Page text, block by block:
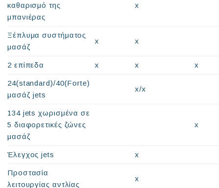
καθαρισμό της
μπανιέρας
x
Ξέπλυμα συστήματος
μασάζ
x x
2 επίπεδα x x x
24(standard)/40(Forte)
μασάζ jets
x/x
134 jets χωρισμένα σε
5 διαφορετικές ζώνες
μασάζ
x
Έλεγχος jets x
Προστασία
λειτουργίας αντλίας
x